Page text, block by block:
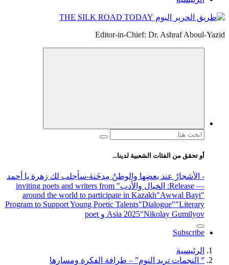
Editor-in-Chief: Dr. Ashraf Aboul-Yazid
البحث
أو تحقق من الفئات الشعبية لدينا...
- الأشجارُ عند بعضِها والوطنُ مِدخَنة-سأجلب لك زهرة يا أحمد
— Release
: الخيال والأدب
" inviting poets and writers from
around the world to participate in Kazakh"Awwal Bayt"
Program to Support Young Poetic Talents"Dialogue""Literary
Asia 2025"Nikolay Gumilyov و poet
Subscribe
الرئيسية
” النجمات تريد النوم” – طرافة الفكرة ومسارها